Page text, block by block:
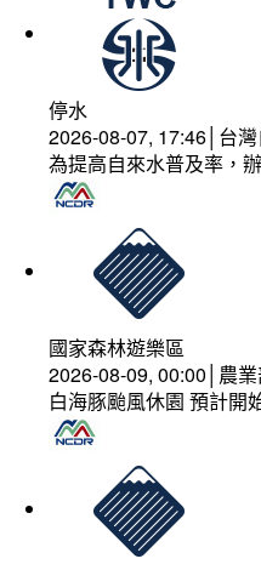
停水
2026-08-07, 17:46│台
為提高自來水普及率，
國家森林遊樂區
2026-08-09, 00:00│農
白海豚颱風休園 預計開